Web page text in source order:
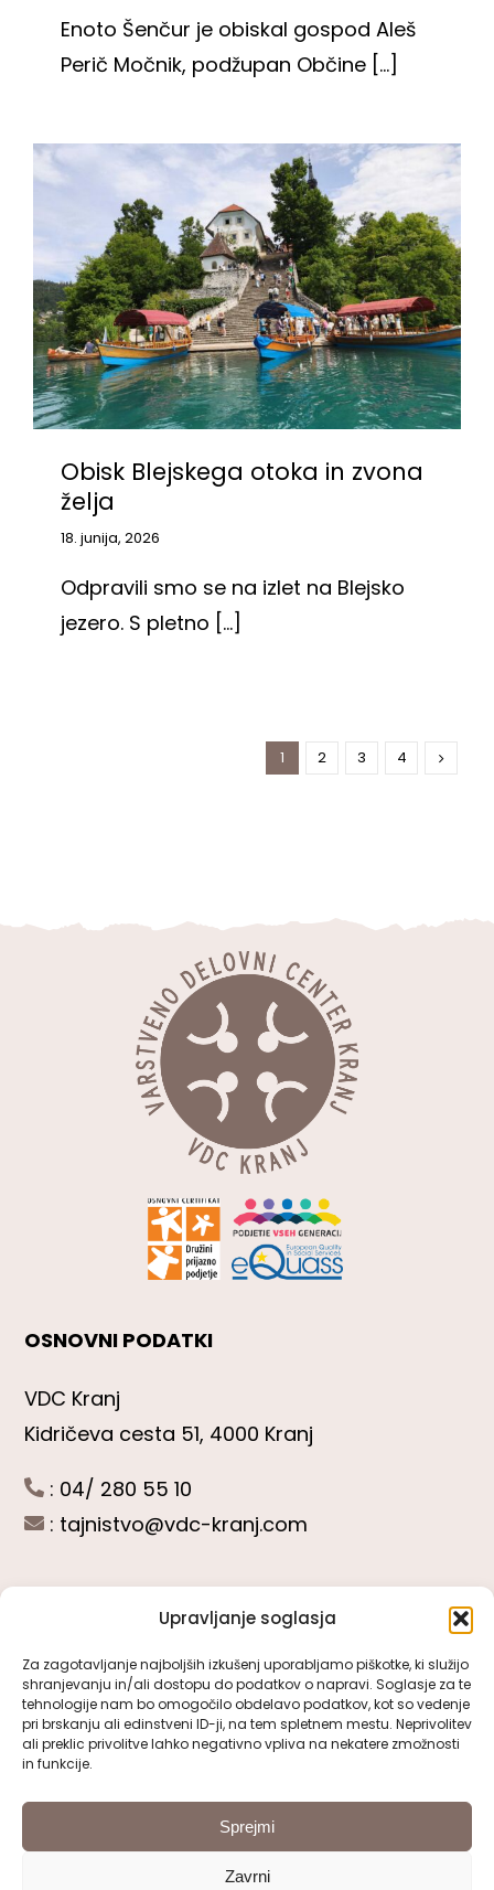
Upravljanje soglasja
Za zagotavljanje najboljših izkušenj uporabljamo piškotke, ki služijo
shranjevanju in/ali dostopu do podatkov o napravi. Soglasje za te
tehnologije nam bo omogočilo obdelavo podatkov, kot so vedenje
pri brskanju ali edinstveni ID-ji, na tem spletnem mestu. Neprivolitev
ali preklic privolitve lahko negativno vpliva na nekatere zmožnosti
in funkcije.
Sprejmi
Zavrni
Enoto Šenčur je obiskal gospod Aleš
Perič Močnik, podžupan Občine [...]
Obisk Blejskega otoka in zvona
želja
18. junija, 2026
Odpravili smo se na izlet na Blejsko
jezero. S pletno [...]
1 2 3 4
OSNOVNI PODATKI
VDC Kranj
Kidričeva cesta 51, 4000 Kranj
: 04/ 280 55 10
: tajnistvo@vdc-kranj.com
Toggle
Navigation
Predstavitev VDC Kranj
Pomembni obrazci
SLEDITE NAM